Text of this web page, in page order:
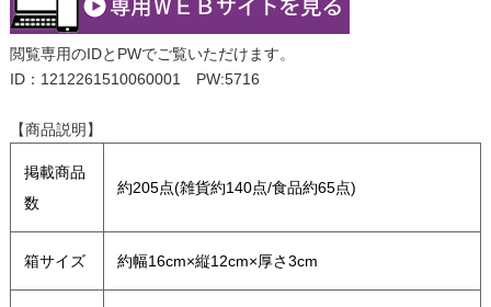
閲覧専用のIDとPWでご覧いただけます。
ID：1212261510060001 PW:5716
【商品説明】
掲載商品
数
約205点(雑貨約140点/食品約65点)
箱サイズ 約幅16cm×縦12cm×厚さ3cm